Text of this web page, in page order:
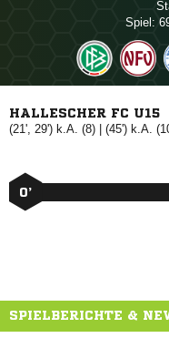
Spiel:
HALLESCHER FC U15
(21', 29') k.A. (8) | (45') k.A.
0’
SPIELBERICHTE &